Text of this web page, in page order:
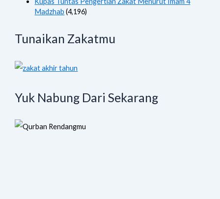
Madzhab (4,196)
Tunaikan Zakatmu
Yuk Nabung Dari Sekarang